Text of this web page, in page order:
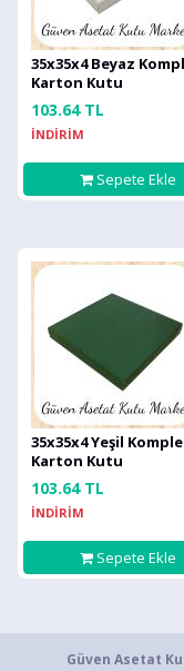
35x35x4 Beyaz
Karton Kutu
103.64 TL
İNDİRİM
Sepete Ekle
35x35x4 Yeşil Komple
Karton Kutu
103.64 TL
İNDİRİM
Sepete Ekle
Güven Asetat